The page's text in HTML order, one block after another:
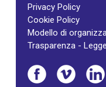
Privacy Policy
Cookie Policy
Modello di
Trasparenza -